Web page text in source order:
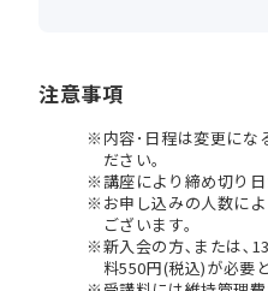
注意事項
内容･日程は変更にな
ださい。
講座により締め切り日
お申し込みの人数に
ございます。
新入会の方､または､
料550円(税込)が必要